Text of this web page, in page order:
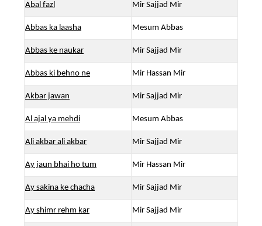
Abal fazl Mir Sajjad Mir
Abbas ka laasha Mesum Abbas
Abbas ke naukar Mir Sajjad Mir
Abbas ki behno ne Mir Hassan Mir
Akbar jawan Mir Sajjad Mir
Al ajal ya mehdi Mesum Abbas
Ali akbar ali akbar Mir Sajjad Mir
Ay jaun bhai ho tum Mir Hassan Mir
Ay sakina ke chacha Mir Sajjad Mir
Ay shimr rehm kar Mir Sajjad Mir